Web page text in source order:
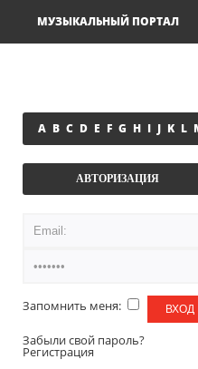
МУЗЫКАЛЬНЫЙ ПОРТАЛ
A B C D E F G H I J K L
АВТОРИЗАЦИЯ
Запомнить меня:
Забыли свой пароль?
Регистрация